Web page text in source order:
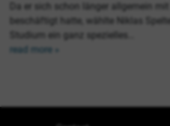
Da er sich schon länger allgemein mit
beschäftigt hatte, wählte Niklas
Studium ein ganz spezielles…
read more »